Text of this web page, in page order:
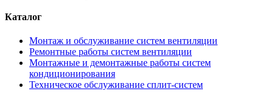
Каталог
Монтаж и обслуживание систем вентиляции
Ремонтные работы систем вентиляции
Монтажные и демонтажные работы систем
кондиционирования
Техническое обслуживание сплит-систем